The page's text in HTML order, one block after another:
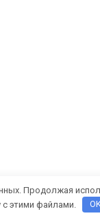
Продолжая
с этими файлами.